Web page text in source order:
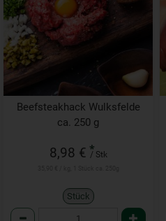
Beefsteakhack Wulksfelde
ca. 250 g
8,98 € *
/ Stk
Stück
Anzahl